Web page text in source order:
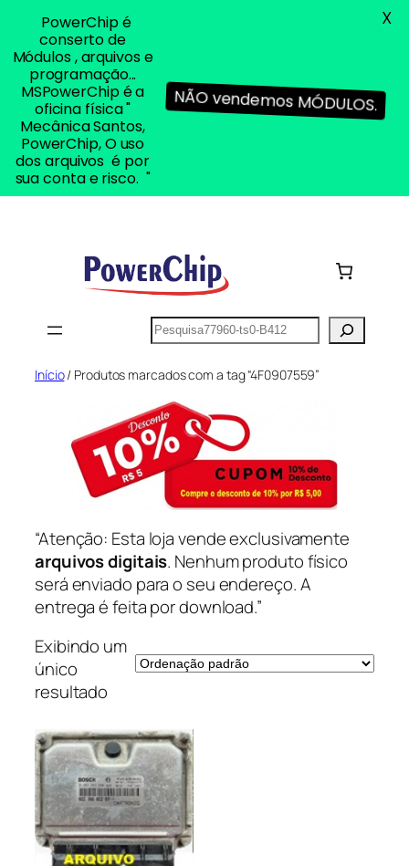
Pesquisar
Início/ Produtos marcados com a tag “4F0907559”
“Atenção: Esta loja vende exclusivamente
arquivos digitais. Nenhum produto físico
será enviado para o seu endereço. A
entrega é feita por download.”
Exibindo um
único
resultado
PowerChip é
conserto de
Módulos , arquivos e
programação...
MSPowerChip é a
oficina física "
Mecânica Santos,
PowerChip, O uso
dos arquivos é por
sua conta e risco. "
NÃO vendemos MÓDULOS.
X